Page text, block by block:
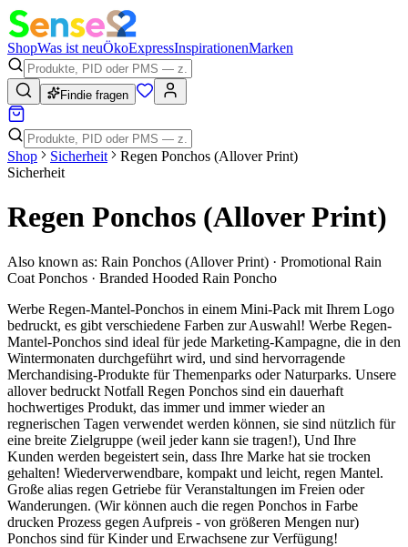
ShopWas ist neuÖkoExpressInspirationenMarken
Findie fragen
Shop Sicherheit
Regen Ponchos (Allover Print)
Sicherheit
Regen Ponchos (Allover Print)
Also known as: Rain Ponchos (Allover Print) · Promotional Rain
Coat Ponchos · Branded Hooded Rain Poncho
Werbe Regen-Mantel-Ponchos in einem Mini-Pack mit Ihrem Logo
bedruckt, es gibt verschiedene Farben zur Auswahl! Werbe Regen-
Mantel-Ponchos sind ideal für jede Marketing-Kampagne, die in den
Wintermonaten durchgeführt wird, und sind hervorragende
Merchandising-Produkte für Themenparks oder Naturparks. Unsere
allover bedruckt Notfall Regen Ponchos sind ein dauerhaft
hochwertiges Produkt, das immer und immer wieder an
regnerischen Tagen verwendet werden können, sie sind nützlich für
eine breite Zielgruppe (weil jeder kann sie tragen!), Und Ihre
Kunden werden begeistert sein, dass Ihre Marke hat sie trocken
gehalten! Wiederverwendbare, kompakt und leicht, regen Mantel.
Große alias regen Getriebe für Veranstaltungen im Freien oder
Wanderungen. (Wir können auch die regen Ponchos in Farbe
drucken Prozess gegen Aufpreis - von größeren Mengen nur)
Ponchos sind für Kinder und Erwachsene zur Verfügung!